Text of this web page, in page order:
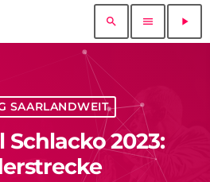
search menu play_arrow
SAARLANDWEIT
Schlacko 2023: